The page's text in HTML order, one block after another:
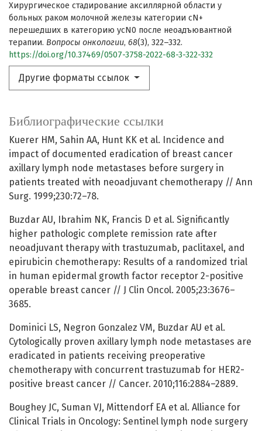
Хирургическое стадирование аксиллярной области у
больных раком молочной железы категории сN+
перешедших в категорию ycN0 после неоадъювантной
терапии. Вопросы онкологии, 68(3), 322–332.
https://doi.org/10.37469/0507-3758-2022-68-3-322-332
Другие форматы ссылок
Библиографические ссылки
Kuerer HM, Sahin AA, Hunt KK et al. Incidence and
impact of documented eradication of breast cancer
axillary lymph node metastases before surgery in
patients treated with neoadjuvant chemotherapy // Ann
Surg. 1999;230:72–78.
Buzdar AU, Ibrahim NK, Francis D et al. Significantly
higher pathologic complete remission rate after
neoadjuvant therapy with trastuzumab, paclitaxel, and
epirubicin chemotherapy: Results of a randomized trial
in human epidermal growth factor receptor 2-positive
operable breast cancer // J Clin Oncol. 2005;23:3676–
3685.
Dominici LS, Negron Gonzalez VM, Buzdar AU et al.
Cytologically proven axillary lymph node metastases are
eradicated in patients receiving preoperative
chemotherapy with concurrent trastuzumab for HER2-
positive breast cancer // Cancer. 2010;116:2884–2889.
Boughey JC, Suman VJ, Mittendorf EA et al. Alliance for
Clinical Trials in Oncology: Sentinel lymph node surgery